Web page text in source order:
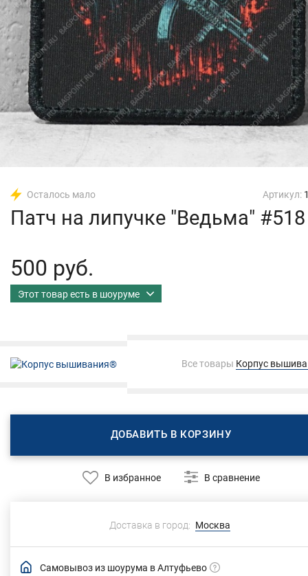
Осталось мало Артикул:
Патч на липучке "Ведьма" #518
500 руб.
Этот товар есть в шоуруме
Все товары Корпус
ДОБАВИТЬ В КОРЗИНУ
В избранное В сравнение
Доставка в город: Москва
Самовывоз из шоурума в Алтуфьево